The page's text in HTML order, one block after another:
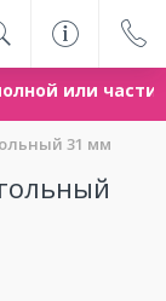
или
31 мм